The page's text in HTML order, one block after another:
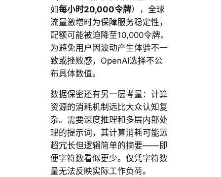
如每小时20,000令牌），全球
流量激增时为保障服务稳定性，
配额可能被迫降至10,000令牌。
为避免用户因波动产生体验不一
致或挫败感，OpenAI选择不公
布具体数值。
数据保密还有另一层考量：计算
资源的消耗机制远比大众认知复
杂。需要深度推理和多层内部处
理的提示词，其计算消耗可能远
超冗长但逻辑简单的摘要——即
便字符数看似更少。仅凭字符数
量无法反映实际工作负荷。